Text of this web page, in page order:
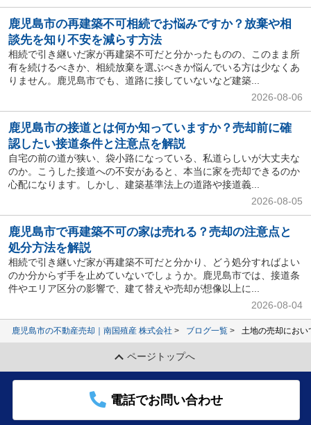
鹿児島市の再建築不可相続でお悩みですか？放棄や相
談先を知り不安を減らす方法
相続で引き継いだ家が再建築不可だと分かったものの、このまま所
有を続けるべきか、相続放棄を選ぶべきか悩んでいる方は少なくあ
りません。鹿児島市でも、道路に接していないなど建築...
2026-08-06
鹿児島市の接道とは何か知っていますか？売却前に確
認したい接道条件と注意点を解説
自宅の前の道が狭い、袋小路になっている、私道らしいが大丈夫な
のか。こうした接道への不安があると、本当に家を売却できるのか
心配になります。しかし、建築基準法上の道路や接道義...
2026-08-05
鹿児島市で再建築不可の家は売れる？売却の注意点と
処分方法を解説
相続で引き継いだ家が再建築不可だと分かり、どう処分すればよい
のか分からず手を止めていないでしょうか。鹿児島市では、接道条
件やエリア区分の影響で、建て替えや売却が想像以上に...
2026-08-04
鹿児島市の不動産売却｜南国殖産 株式会社 ブログ一覧 土地の売却にお
ページトップへ
電話でお問い合わせ